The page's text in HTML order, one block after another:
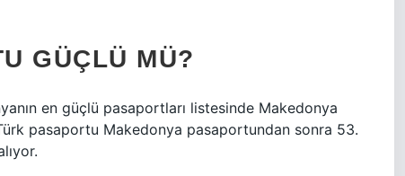
GÜÇLÜ MÜ?
en güçlü pasaportları listesinde Makedonya
pasaportu Makedonya pasaportundan sonra 53.